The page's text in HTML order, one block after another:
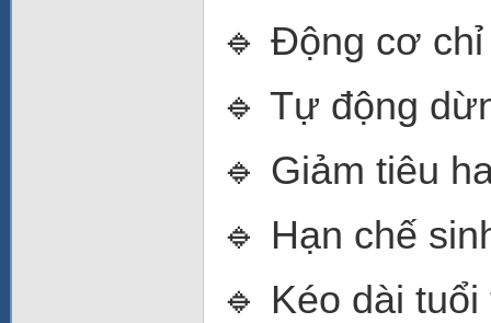
🔹 Động cơ
🔹 Tự động
🔹 Giảm tiêu
🔹 Hạn chế
🔹 Kéo dài